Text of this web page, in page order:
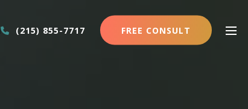
(215) 855-7717 FREE CONSULT